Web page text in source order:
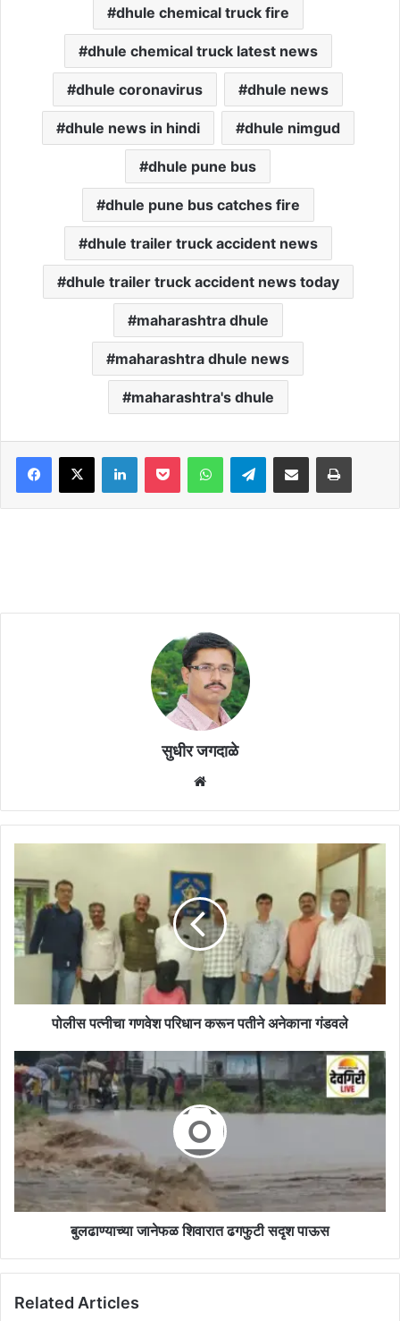
dhule chemical truck fire
dhule chemical truck latest news
dhule coronavirus dhule news
dhule news in hindi dhule nimgud
dhule pune bus
dhule pune bus catches fire
dhule trailer truck accident news
dhule trailer truck accident news today
maharashtra dhule
maharashtra dhule news
maharashtra's dhule
Facebook
X LinkedInPocket WhatsAppTelegramShare via Email Print
सुधीर जगदाळे
गणवेश
परिधान
करून
पतीने
पोलीस पत्नीचा गणवेश परिधान करून पतीने अनेकाना गंडवले
बुलढाण्याच्या
जानेफळ
शिवारात
ढगफुटी
सदृश
पाऊस
बुलढाण्याच्या जानेफळ शिवारात ढगफुटी सदृश पाऊस
Related Articles